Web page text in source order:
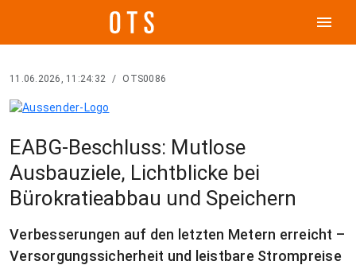
menu
11.06.2026, 11:24:32 / OTS0086
EABG-Beschluss: Mutlose
Ausbauziele, Lichtblicke bei
Bürokratieabbau und Speichern
Verbesserungen auf den letzten Metern erreicht –
Versorgungssicherheit und leistbare Strompreise